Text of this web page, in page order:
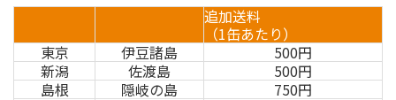
追加送料
（1缶あたり）
東京
伊豆諸島
500円
新潟
佐渡島
500円
島根
隠岐の島
750円